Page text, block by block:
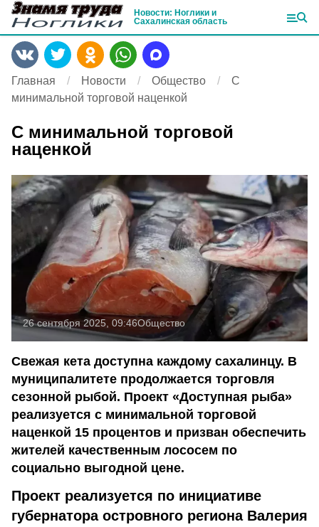
Новости: Ноглики и
Сахалинская область
Главная Новости Общество
С
минимальной торговой наценкой
С минимальной торговой
наценкой
26 сентября 2025, 09:46Общество
Свежая кета доступна каждому сахалинцу. В
муниципалитете продолжается торговля
сезонной рыбой. Проект «Доступная рыба»
реализуется с минимальной торговой
наценкой 15 процентов и призван обеспечить
жителей качественным лососем по
социально выгодной цене.
Проект реализуется по инициативе
губернатора островного региона Валерия